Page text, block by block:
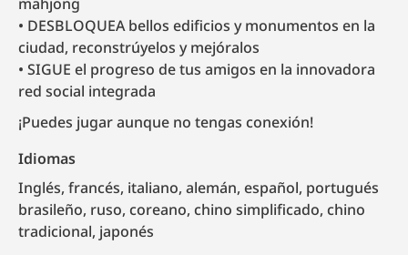
DESBLOQUEA bellos edificios y monumentos en la
ciudad, reconstrúyelos y mejóralos
SIGUE el progreso de tus amigos en la innovadora
red social integrada
¡Puedes jugar aunque no tengas conexión!
Idiomas
inglés, francés, italiano, alemán, español, portugués
brasileño, ruso, coreano, chino simplificado, chino
tradicional, japonés